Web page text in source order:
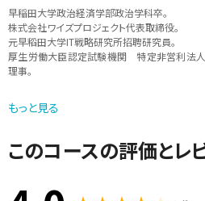
早稲田大学政治経済学部政治学科卒。
株式会社ワイズプロジェクト代表取締役。
元早稻田大学IT戦略研究所招聘研究員。
厚生労働大臣認定試験機関 特定非営利法人
理事。
についての執筆や企画、講演、システム開発、
ている。
BlogやWebメディアでのIT関連の著述や撮影も
もっと見る
このコースの評価とレ